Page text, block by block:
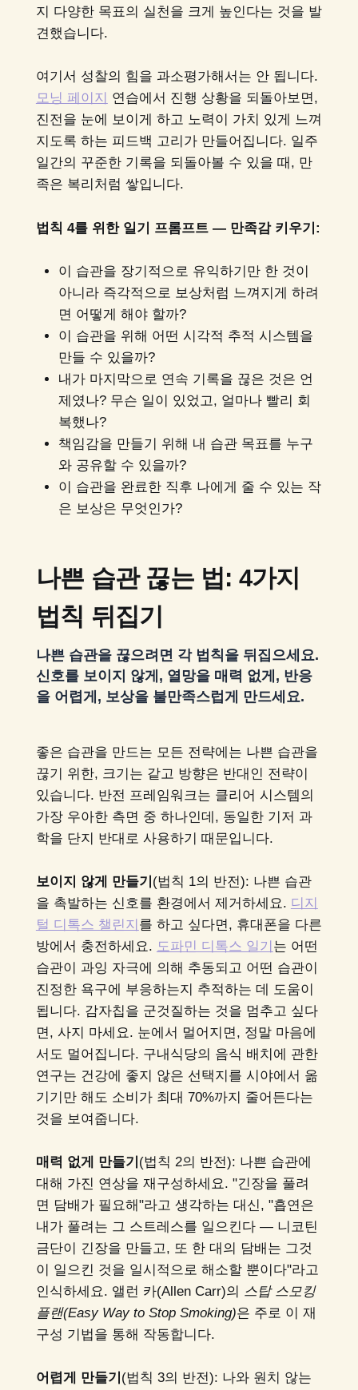
지 다양한 목표의 실천을 크게 높인다는 것을 발
견했습니다.
여기서 성찰의 힘을 과소평가해서는 안 됩니다.
모닝 페이지
연습에서 진행 상황을 되돌아보면,
진전을 눈에 보이게 하고 노력이 가치 있게 느껴
지도록 하는 피드백 고리가 만들어집니다. 일주
일간의 꾸준한 기록을 되돌아볼 수 있을 때, 만
족은 복리처럼 쌓입니다.
법칙 4를 위한 일기 프롬프트 — 만족감 키우기:
이 습관을 장기적으로 유익하기만 한 것이
아니라 즉각적으로 보상처럼 느껴지게 하려
면 어떻게 해야 할까?
이 습관을 위해 어떤 시각적 추적 시스템을
만들 수 있을까?
내가 마지막으로 연속 기록을 끊은 것은 언
제였나? 무슨 일이 있었고, 얼마나 빨리 회
복했나?
책임감을 만들기 위해 내 습관 목표를 누구
와 공유할 수 있을까?
이 습관을 완료한 직후 나에게 줄 수 있는 작
은 보상은 무엇인가?
나쁜 습관 끊는 법: 4가지
법칙 뒤집기
나쁜 습관을 끊으려면 각 법칙을 뒤집으세요.
신호를 보이지 않게, 열망을 매력 없게, 반응
을 어렵게, 보상을 불만족스럽게 만드세요.
좋은 습관을 만드는 모든 전략에는 나쁜 습관을
끊기 위한, 크기는 같고 방향은 반대인 전략이
있습니다. 반전 프레임워크는 클리어 시스템의
가장 우아한 측면 중 하나인데, 동일한 기저 과
학을 단지 반대로 사용하기 때문입니다.
보이지 않게 만들기 (법칙 1의 반전): 나쁜 습관
을 촉발하는 신호를 환경에서 제거하세요. 디지
털 디톡스 챌린지 를 하고 싶다면, 휴대폰을 다른
방에서 충전하세요. 도파민 디톡스 일기 는 어떤
습관이 과잉 자극에 의해 추동되고 어떤 습관이
진정한 욕구에 부응하는지 추적하는 데 도움이
됩니다. 감자칩을 군것질하는 것을 멈추고 싶다
면, 사지 마세요. 눈에서 멀어지면, 정말 마음에
서도 멀어집니다. 구내식당의 음식 배치에 관한
연구는 건강에 좋지 않은 선택지를 시야에서 옮
기기만 해도 소비가 최대 70%까지 줄어든다는
것을 보여줍니다.
매력 없게 만들기 (법칙 2의 반전): 나쁜 습관에
대해 가진 연상을 재구성하세요. "긴장을 풀려
면 담배가 필요해"라고 생각하는 대신, "흡연은
내가 풀려는 그 스트레스를 일으킨다 — 니코틴
금단이 긴장을 만들고, 또 한 대의 담배는 그것
이 일으킨 것을 일시적으로 해소할 뿐이다"라고
인식하세요. 앨런 카(Allen Carr)의 스탑 스모킹
플랜(Easy Way to Stop Smoking)은 주로 이 재
구성 기법을 통해 작동합니다.
어렵게 만들기 (법칙 3의 반전): 나와 원치 않는